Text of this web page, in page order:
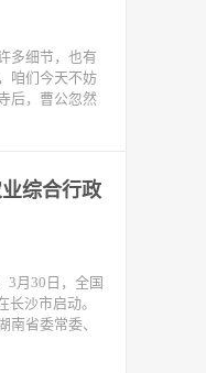
多细节，也有
咱们今天不妨
后，曹公忽然
综合行政
3月30日，全国
长沙市启动。
南省委常委、